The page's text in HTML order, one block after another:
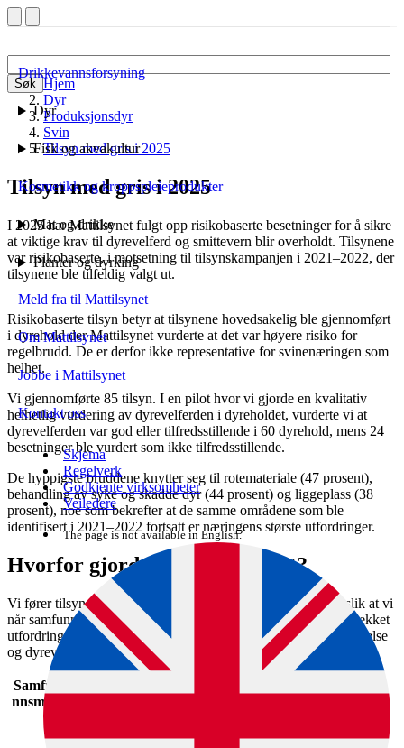
Søk
Drikkevannsforsyning
Dyr
Fisk og akvakultur
Kosmetikk og kroppspleieprodukter
Mat og drikke
Planter og dyrking
Meld fra til Mattilsynet
Om Mattilsynet
Jobbe i Mattilsynet
Kontakt oss
Skjema
Regelverk
Godkjente virksomheter
Veiledere
The page is not available in English.
Hjem
Dyr
Produksjonsdyr
Svin
Tilsyn med gris i 2025
Tilsyn med gris i 2025
I 2025 har Mattilsynet fulgt opp risikobaserte besetninger for å sikre
at viktige krav til dyrevelferd og smittevern blir overholdt. Tilsynene
var risikobaserte, i motsetning til tilsynskampanjen i 2021–2022, der
tilsynene ble tilfeldig valgt ut.
Risikobaserte tilsyn betyr at tilsynene hovedsakelig ble gjennomført
i dyrehold der Mattilsynet vurderte at det var høyere risiko for
regelbrudd. De er derfor ikke representative for svinenæringen som
helhet.
Vi gjennomførte 85 tilsyn. I en pilot hvor vi gjorde en kvalitativ
helhetlig vurdering av dyrevelferden i dyreholdet, vurderte vi at
dyrevelferden var god eller tilfredsstillende i 60 dyrehold, mens 24
besetninger ble vurdert som ikke tilfredsstillende.
De hyppigste bruddene knytter seg til rotemateriale (47 prosent),
behandling av syke og skadde dyr (44 prosent) og liggeplass (38
prosent), noe som bekrefter at de samme områdene som ble
identifisert i 2021–2022 fortsatt er næringens største utfordringer.
Hvorfor gjorde vi dette tilsynet?
Vi fører tilsyn for å bidra til bedre etterlevelse av regelverk, slik at vi
når samfunnsmålene våre. Tilsynskampanjen i 2021-2022 avdekket
utfordringer i svinenæringen med å følge viktige krav for dyrehelse
og dyrevelferd. Derfor er det viktig å følge opp dette.
Samfu
nnsmål
Utfordringer Ambisjoner Grunnlag
Mattilsynet har
85 tilsyn